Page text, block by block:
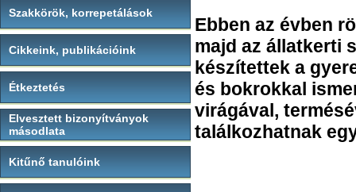
Szakkörök, korrepetálások
Cikkeink, publikációink
Étkeztetés
Elvesztett bizonyítványok
másodlata
Kitűnő tanulóink
Ebben az évben
majd az állatkerti
készítettek a
és bokrokkal
virágával,
találkozhatnak